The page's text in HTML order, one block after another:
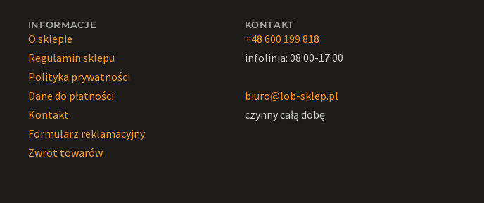
INFORMACJE
O sklepie
Regulamin sklepu
Polityka prywatności
Dane do płatności
Kontakt
Formularz reklamacyjny
Zwrot towarów
KONTAKT
+48 600 199 818
infolinia: 08:00-17:00
biuro@lob-sklep.pl
czynny całą dobę